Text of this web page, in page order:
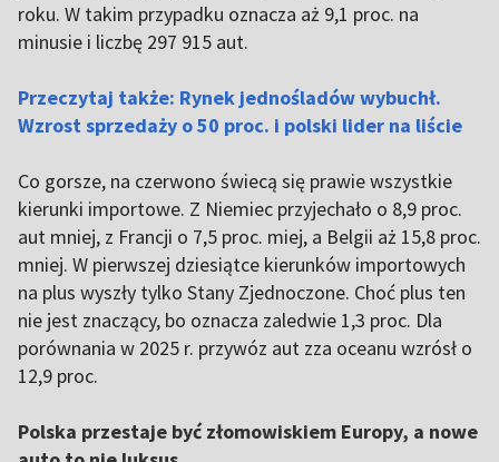
roku. W takim przypadku oznacza aż 9,1 proc. na
minusie i liczbę 297 915 aut.
Przeczytaj także: Rynek jednośladów wybuchł.
Wzrost sprzedaży o 50 proc. i polski lider na liście
Co gorsze, na czerwono świecą się prawie wszystkie
kierunki importowe. Z Niemiec przyjechało o 8,9 proc.
aut mniej, z Francji o 7,5 proc. miej, a Belgii aż 15,8 proc.
mniej. W pierwszej dziesiątce kierunków importowych
na plus wyszły tylko Stany Zjednoczone. Choć plus ten
nie jest znaczący, bo oznacza zaledwie 1,3 proc. Dla
porównania w 2025 r. przywóz aut zza oceanu wzrósł o
12,9 proc.
Polska przestaje być złomowiskiem Europy, a nowe